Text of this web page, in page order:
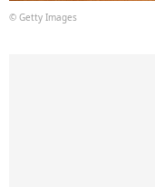
© Getty Images